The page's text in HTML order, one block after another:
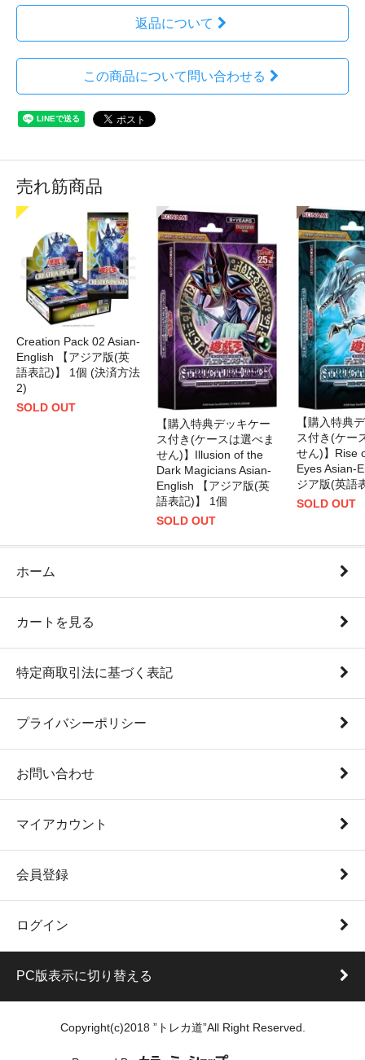
返品について
この商品について問い合わせる
売れ筋商品
Creation Pack 02 Asian-
English 【アジア版(英
語表記)】 1個 (決済方法
2)
SOLD OUT
【購入特典デッキケー
ス付き(ケースは選べま
せん)】Illusion of the
Dark Magicians Asian-
English 【アジア版(英
語表記)】 1個
SOLD OUT
【購入特典
ス付き(ケー
せん)】Rise
Eyes Asian-
ジア版(英語
SOLD OUT
ホーム
カートを見る
特定商取引法に基づく表記
プライバシーポリシー
お問い合わせ
マイアカウント
会員登録
ログイン
PC版表示に切り替える
Copyright(c)2018 ”トレカ道”All Right Reserved.